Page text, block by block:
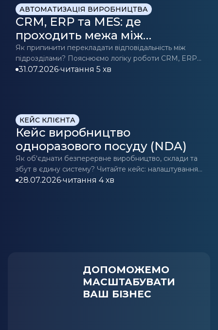
АВТОМАТИЗАЦІЯ ВИРОБНИЦТВА
CRM, ERP та MES: де
проходить межа між
«продажами» та
«виробництвом»?
Як припинити перекладати відповідальність між
підрозділами? Пояснюємо логіку роботи CRM, ERP
та MES.
31.07.2026•читання 5 хв
КЕЙС КЛІЄНТА
Кейс виробництво
одноразового посуду (NDA)
Як об'єднати безперервне виробництво, склади та
збут в єдину систему? Читайте кейс: налаштування
планування, контролю якості та обліку відходів.
28.07.2026•читання 4 хв
ДОПОМОЖЕМО
МАСШТАБУВАТИ
ВАШ БІЗНЕС